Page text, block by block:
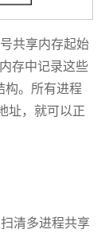
共享内存起始
存中记录这些
构。所有进程
址，就可以正
清多进程共享